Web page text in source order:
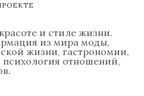
и стиле жизни.
из мира моды,
жизни, гастрономии,
психология отношений,